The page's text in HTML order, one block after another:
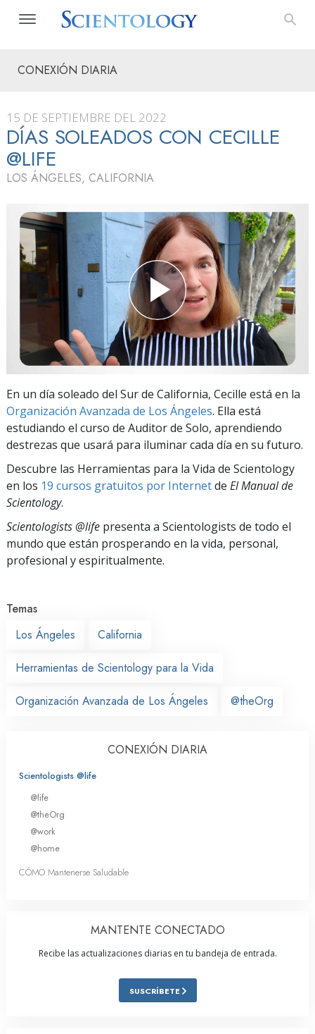
CONEXIÓN DIARIA
15 DE SEPTIEMBRE DEL 2022
DÍAS SOLEADOS CON CECILLE
@LIFE
LOS ÁNGELES, CALIFORNIA
En un día soleado del Sur de California, Cecille está en la
Organización Avanzada de Los Ángeles. Ella está
estudiando el curso de Auditor de Solo, aprendiendo
destrezas que usará para iluminar cada día en su futuro.
Descubre las Herramientas para la Vida de Scientology
en los 19 cursos gratuitos por Internetde El Manual de
Scientology.
Scientologists @life presenta a Scientologists de todo el
mundo que están prosperando en la vida, personal,
profesional y espiritualmente.
Temas
Los Ángeles
California
Herramientas de Scientology para la Vida
Organización Avanzada de Los Ángeles @theOrg
CONEXIÓN DIARIA
Scientologists @life
@life
@theOrg
@work
@home
CÓMO Mantenerse Saludable
MANTENTE CONECTADO
Recibe las actualizaciones diarias en tu bandeja de entrada.
SUSCRÍBETE